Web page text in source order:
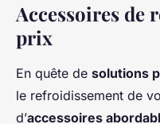
Accessoires de
prix
En quête de solutions
le refroidissement de
d’accessoires